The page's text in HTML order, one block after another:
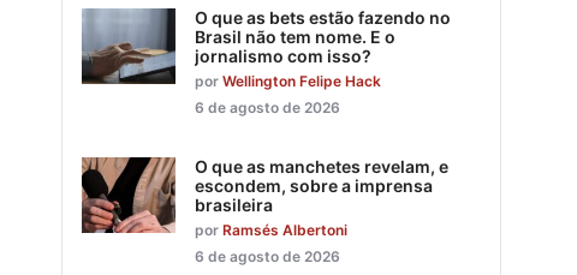
O que as bets estão fazendo no
Brasil não tem nome. E o
jornalismo com isso?
por Wellington Felipe Hack
6 de agosto de 2026
O que as manchetes revelam, e
escondem, sobre a imprensa
brasileira
por Ramsés Albertoni
6 de agosto de 2026